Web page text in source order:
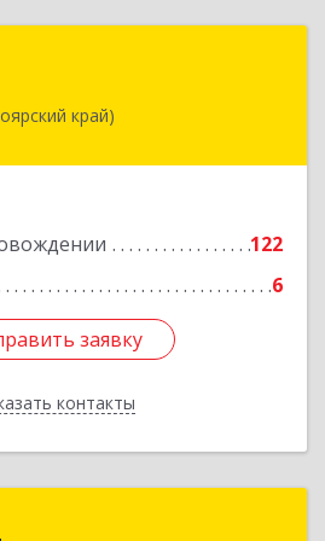
край)
122
6
заявку
контакты
край, Железногорск г,
заявку
Назад